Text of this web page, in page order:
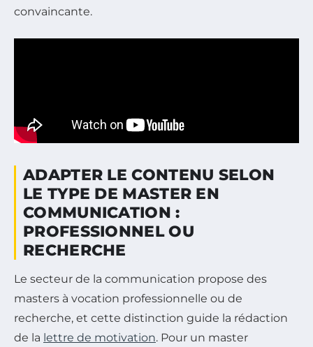
convaincante.
ADAPTER LE CONTENU SELON
LE TYPE DE MASTER EN
COMMUNICATION :
PROFESSIONNEL OU
RECHERCHE
Le secteur de la communication propose des
masters à vocation professionnelle ou de
recherche, et cette distinction guide la rédaction
de la lettre de motivation. Pour un master